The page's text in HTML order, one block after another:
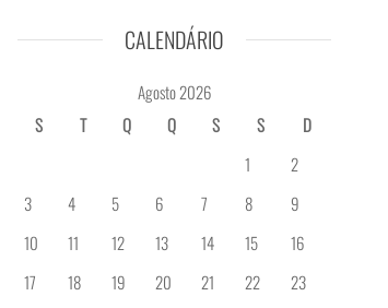
CALENDÁRIO
Agosto 2026
S
T Q Q S S
D
1
2
3
4 5 6 7 8
9
10
11 12 13 14 15
16
17
18 19 20 21 22
23